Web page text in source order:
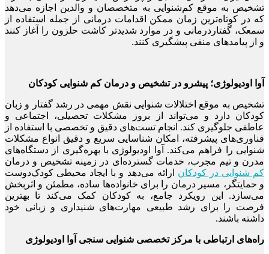
تشخیص به موقع کم‌شنوایی به متخصصان و والدین اجازه می‌دهد
که در کوتاه‌ترین زمان ممکن اقدامات درمانی از جمله استفاده از
سمعک، گفتاردرمانی و در موارد شدیدتر کاشت حلزون را آغاز کنند
و از پیامدهای منفی پیشگیری کنند.
آوا اودیولوژی؛ پیشرو در تشخیص و درمان کم‌ شنوایی کودکان
تشخیص به موقع اختلالات شنوایی نقش مهمی در رشد گفتار و زبان
کودکان دارد و می‌تواند از بروز مشکلات تحصیلی، اجتماعی و
عاطفی جلوگیری کند. انجام تست‌های دقیق و تخصصی با استفاده از
فناوری‌های پیشرفته، امکان شناسایی سریع و دقیق انواع مشکلات
شنوایی را فراهم می‌کند. آوا اودیولوژی با بهره‌گیری از دستگاه‌های
مدرن و تیم مجرب، خدمات گسترده‌ای در زمینه تشخیص و درمان
کم شنوایی در کودکان ارائه می‌دهد و با ایجاد محیطی کودک‌دوست
و حمایتگر، مسیر درمان را برای خانواده‌ها ساده، مطمئن و اثربخش
می‌سازد. این رویکرد جامع، به کودکان کمک می‌کند تا بهترین
فرصت را برای رشد طبیعی مهارت‌های شنیداری و زبانی خود
داشته باشند.
راه‌های ارتباطی با مرکز تخصصی شنوایی سنجی آوا اودیولوژی